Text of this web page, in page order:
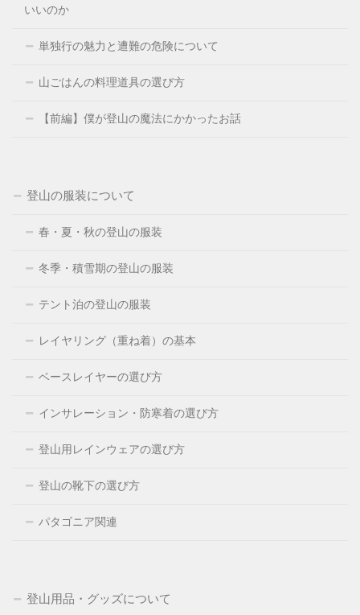
いいのか
単独行の魅力と遭難の危険について
山ごはんの料理道具の選び方
【前編】僕が登山の魔法にかかったお話
登山の服装について
春・夏・秋の登山の服装
冬季・積雪期の登山の服装
テント泊の登山の服装
レイヤリング（重ね着）の基本
ベースレイヤーの選び方
インサレーション・防寒着の選び方
登山用レインウェアの選び方
登山の靴下の選び方
パタゴニア関連
登山用品・グッズについて